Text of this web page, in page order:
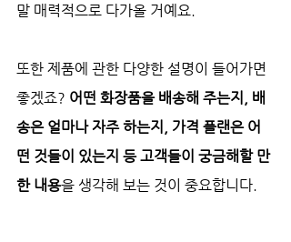
말 매력적으로 다가올 거예요.
또한 제품에 관한 다양한 설명이 들어가면
좋겠죠? 어떤 화장품을 배송해 주는지, 배
송은 얼마나 자주 하는지, 가격 플랜은 어
떤 것들이 있는지 등 고객들이 궁금해할 만
한 내용을 생각해 보는 것이 중요합니다.